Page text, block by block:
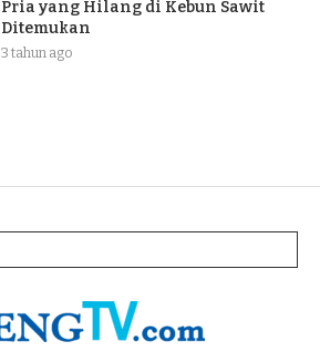
Pria yang Hilang di Kebun Sawit
Ditemukan
3 tahun ago